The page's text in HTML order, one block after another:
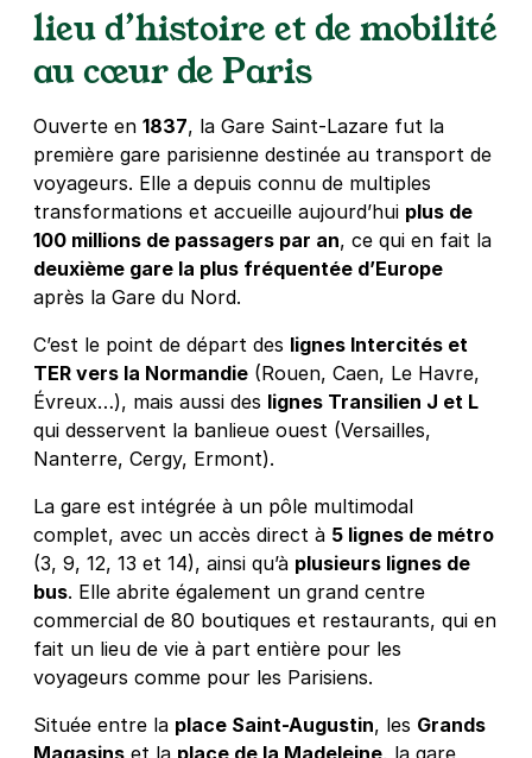
75008 Paris
4,6 (209 avis)
Réserver
lieu d’histoire et de mobilité
au cœur de Paris
Ouverte en 1837, la Gare Saint-Lazare fut la
première gare parisienne destinée au transport de
voyageurs. Elle a depuis connu de multiples
transformations et accueille aujourd’hui plus de
100 millions de passagers par an, ce qui en fait la
deuxième gare la plus fréquentée d’Europe
après la Gare du Nord.
C’est le point de départ des lignes Intercités et
TER vers la Normandie (Rouen, Caen, Le Havre,
Évreux…), mais aussi des lignes Transilien J et L
qui desservent la banlieue ouest (Versailles,
Nanterre, Cergy, Ermont).
La gare est intégrée à un pôle multimodal
complet, avec un accès direct à 5 lignes de métro
(3, 9, 12, 13 et 14), ainsi qu’à plusieurs lignes de
bus. Elle abrite également un grand centre
commercial de 80 boutiques et restaurants, qui en
fait un lieu de vie à part entière pour les
voyageurs comme pour les Parisiens.
Située entre la place Saint-Augustin, les Grands
Magasins et la place de la Madeleine, la gare